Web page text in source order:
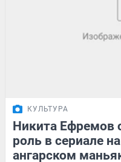
КУЛЬТУРА
Никита Ефремов
роль в сериале
ангарском